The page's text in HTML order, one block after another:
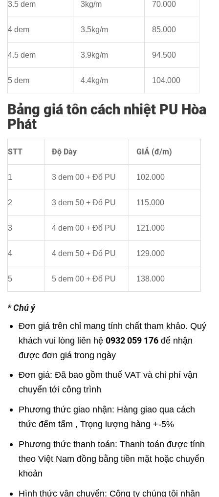
3.5 dem 3kg/m 70.000
4 dem 3.5kg/m 85.000
4.5 dem 3.9kg/m 94.500
5 dem 4.4kg/m 104.000
Bảng giá tôn cách nhiệt PU Hòa
Phát
STT Độ Dày GIÁ (đ/m)
1 3 dem 00 + Đổ PU 102.000
2 3 dem 50 + Đổ PU 115.000
3 4 dem 00 + Đổ PU 121.000
4 4 dem 50 + Đổ PU 129.000
5 5 dem 00 + Đổ PU 138.000
* Chú ý
Đơn giá trên chỉ mang tính chất tham khảo. Quý
khách vui lòng liên hệ0932 059 176 để nhận
được đơn giá trong ngày
Đơn giá: Đã bao gồm thuế VAT và chi phí vận
chuyển tới công trình
Phương thức giao nhận: Hàng giao qua cách
thức đếm tấm , Trọng lượng hàng +-5%
Phương thức thanh toán: Thanh toán được tính
theo Việt Nam đồng bằng tiền mặt hoặc chuyển
khoản
Hình thức vận chuyển: Công ty chúng tôi nhận